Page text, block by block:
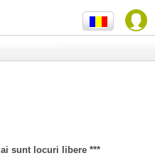
sunt locuri libere ***